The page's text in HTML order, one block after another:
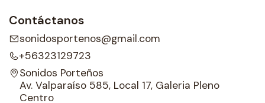
Contáctanos
sonidosportenos@gmail.com
+56323129723
Sonidos Porteños
Av. Valparaíso 585, Local 17, Galeria Pleno
Centro